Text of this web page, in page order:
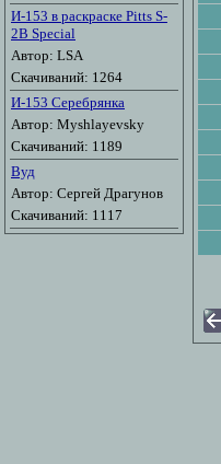
И-153 в раскраске Pitts S-
2B Special
Автор: LSA
Скачиваний: 1264
И-153 Серебрянка
Автор: Myshlayevsky
Скачиваний: 1189
Вуд
Автор: Сергей Драгунов
Скачиваний: 1117